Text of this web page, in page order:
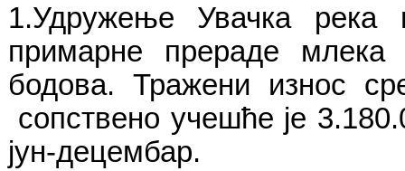
1.Удружење Увачка река
примарне прераде млека
бодова. Тражени износ
сопствено учешће је
јун-децембар.